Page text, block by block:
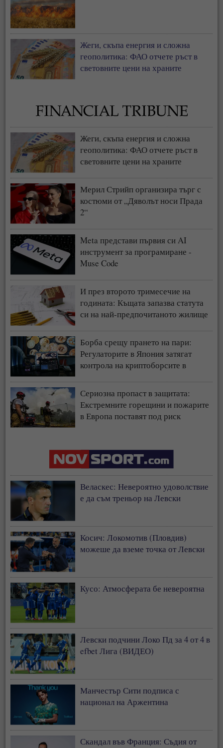
Жеги, скъпа енергия и сложна
геополитика: ФАО отчете ръст в
световните цени на храните
Жеги, скъпа енергия и сложна
геополитика: ФАО отчете ръст в
световните цени на храните
Мерил Стрийп организира търг с
костюми от „Дяволът носи Прада
2“
Meta представи първия си AI
инструмент за програмиране -
Muse Code
И през второто тримесечие на
годината: Къщата запазва статута
си на най-предпочитаното жилище
Борба срещу прането на пари:
Регулаторите в Япония затягат
контрола на криптоборсите в
Сериозна пропаст в защитата:
Екстремните горещини и пожарите
в Европа поставят под риск
Веласкес: Невероятно удоволствие
е да съм треньор на Левски
Косич: Локомотив (Пловдив)
можеше да вземе точка от Левски
Кусо: Атмосферата бе невероятна
Левски подчини Локо Пд за 4 от 4 в
efbet Лига (ВИДЕО)
Манчестър Сити подписа с
национал на Аржентина
Скандал във Франция: Съдия от